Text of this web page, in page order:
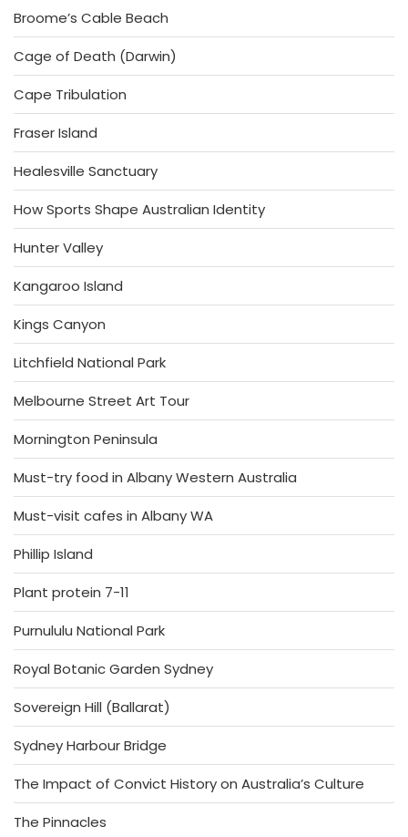
Broome’s Cable Beach
Cage of Death (Darwin)
Cape Tribulation
Fraser Island
Healesville Sanctuary
How Sports Shape Australian Identity
Hunter Valley
Kangaroo Island
Kings Canyon
Litchfield National Park
Melbourne Street Art Tour
Mornington Peninsula
Must-try food in Albany Western Australia
Must-visit cafes in Albany WA
Phillip Island
Plant protein 7-11
Purnululu National Park
Royal Botanic Garden Sydney
Sovereign Hill (Ballarat)
Sydney Harbour Bridge
The Impact of Convict History on Australia’s Culture
The Pinnacles